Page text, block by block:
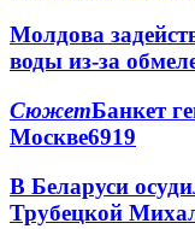
Молдова
воды из-за
СюжетБанкет
Москве6919
В Беларуси
Трубецкой